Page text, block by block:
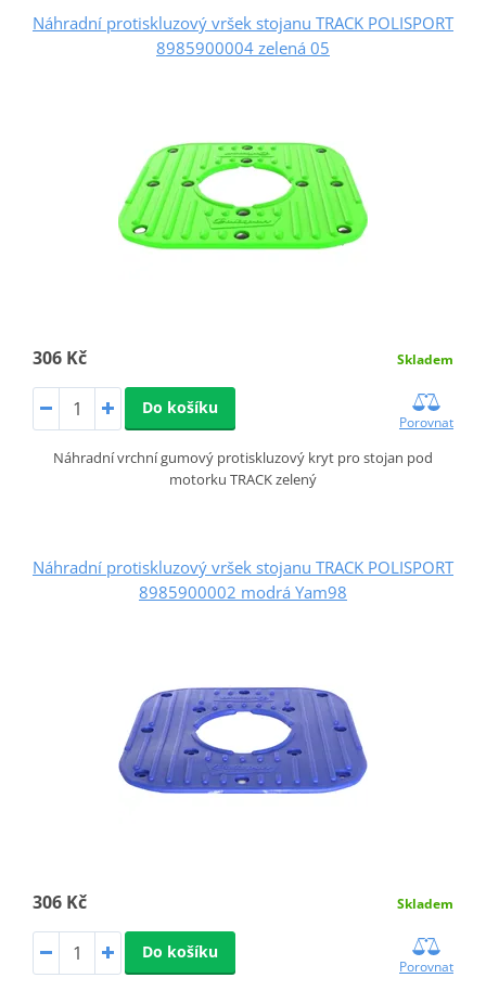
Náhradní protiskluzový vršek stojanu TRACK POLISPORT
8985900004 zelená 05
306 Kč Skladem
Do košíku
Porovnat
Náhradní vrchní gumový protiskluzový kryt pro stojan pod
motorku TRACK zelený
Náhradní protiskluzový vršek stojanu TRACK POLISPORT
8985900002 modrá Yam98
306 Kč Skladem
Do košíku
Porovnat